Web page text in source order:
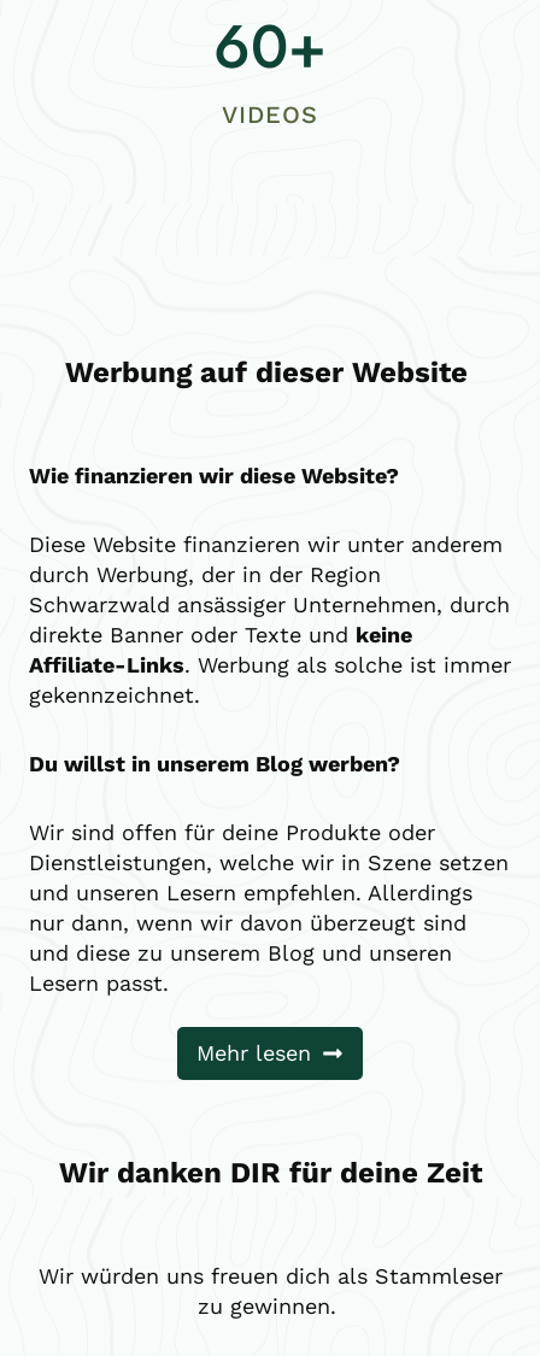
60+
VIDEOS
Werbung auf dieser Website ​
Wie finanzieren wir diese Website?
Diese Website finanzieren wir unter anderem
durch Werbung, der in der Region
Schwarzwald ansässiger Unternehmen, durch
direkte Banner oder Texte und keine
Affiliate-Links. Werbung als solche ist immer
gekennzeichnet.
Du willst in unserem Blog werben?
Wir sind offen für deine Produkte oder
Dienstleistungen, welche wir in Szene setzen
und unseren Lesern empfehlen. Allerdings
nur dann, wenn wir davon überzeugt sind
und diese zu unserem Blog und unseren
Lesern passt.
Mehr lesen
Wir danken DIR für deine Zeit
Wir würden uns freuen dich als Stammleser
zu gewinnen.